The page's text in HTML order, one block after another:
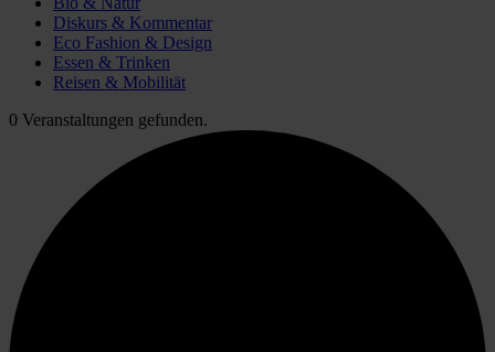
Diskurs & Kommentar
Eco Fashion & Design
Essen & Trinken
Reisen & Mobilität
0 Veranstaltungen gefunden.